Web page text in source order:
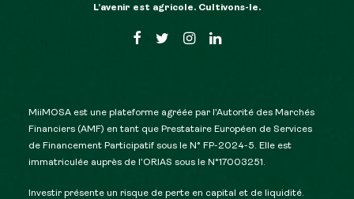
L’avenir est agricole. Cultivons-le.
MiiMOSA est une plateforme agréée par l’Autorité des Marchés
Financiers (AMF) en tant que Prestataire Européen de Services
de Financement Participatif sous le N° FP-2024-5. Elle est
immatriculée auprès de l’ORIAS sous le N°17003251.
Investir présente un risque de perte en capital et de liquidité.